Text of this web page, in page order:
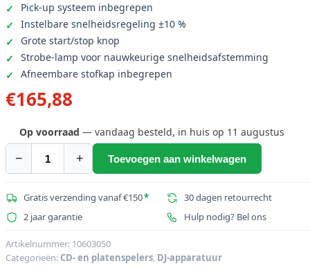
Pick-up systeem inbegrepen
Instelbare snelheidsregeling ±10 %
Grote start/stop knop
Strobe-lamp voor nauwkeurige snelheidsafstemming
Afneembare stofkap inbegrepen
€165,88
Op voorraad — vandaag besteld, in huis op 11 augustus
−
OMNITRONIC
1350
platenspeler
aantal
+ Toevoegen aan winkelwagen
Gratis verzending vanaf €150*
30 dagen retourrecht
2 jaar garantie
Hulp nodig? Bel ons
Artikelnummer: 10603050
Categorieën: CD- en platenspelers, DJ-apparatuur